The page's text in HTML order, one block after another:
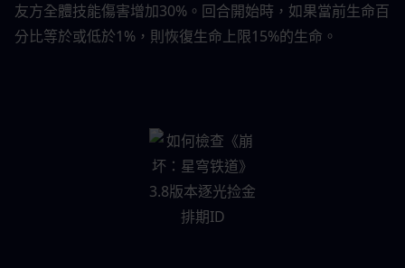
友方全體技能傷害增加30%。回合開始時，如果當前生命百
分比等於或低於1%，則恢復生命上限15%的生命。